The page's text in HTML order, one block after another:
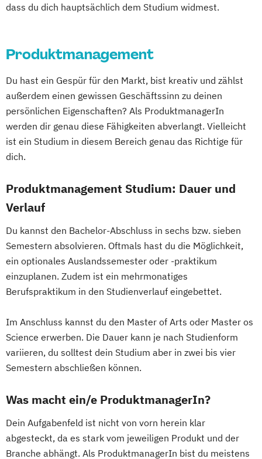
dass du dich hauptsächlich dem Studium widmest.
Produktmanagement
Du hast ein Gespür für den Markt, bist kreativ und zählst
außerdem einen gewissen Geschäftssinn zu deinen
persönlichen Eigenschaften? Als ProduktmanagerIn
werden dir genau diese Fähigkeiten abverlangt. Vielleicht
ist ein Studium in diesem Bereich genau das Richtige für
dich.
Produktmanagement Studium: Dauer und
Verlauf
Du kannst den Bachelor-Abschluss in sechs bzw. sieben
Semestern absolvieren. Oftmals hast du die Möglichkeit,
ein optionales Auslandssemester oder -praktikum
einzuplanen. Zudem ist ein mehrmonatiges
Berufspraktikum in den Studienverlauf eingebettet.
Im Anschluss kannst du den Master of Arts oder Master os
Science erwerben. Die Dauer kann je nach Studienform
variieren, du solltest dein Studium aber in zwei bis vier
Semestern abschließen können.
Was macht ein/e ProduktmanagerIn?
Dein Aufgabenfeld ist nicht von vorn herein klar
abgesteckt, da es stark vom jeweiligen Produkt und der
Branche abhängt. Als ProduktmanagerIn bist du meistens